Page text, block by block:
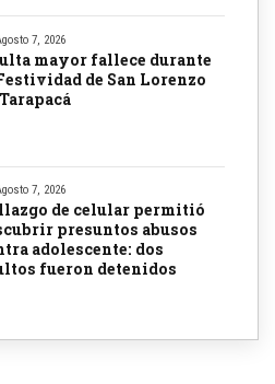
7, 2026
mayor fallece durante
de San Lorenzo
7, 2026
de celular permitió
presuntos abusos
adolescente: dos
fueron detenidos